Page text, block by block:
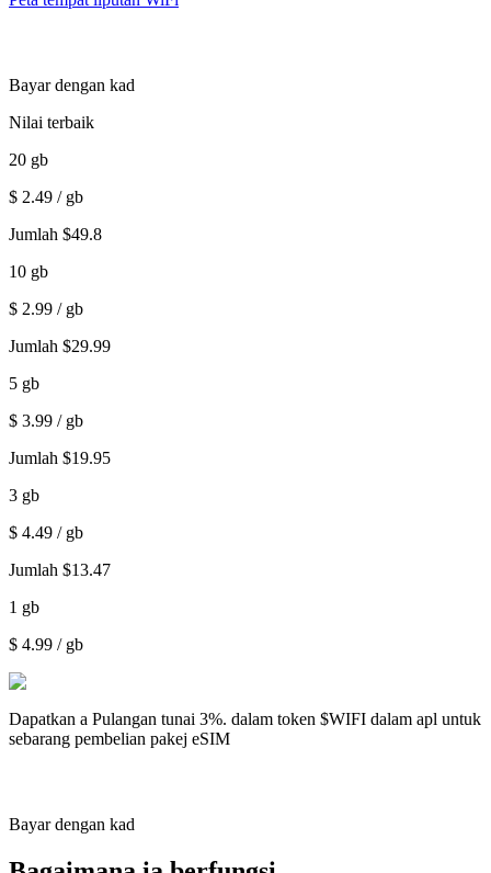
Bayar dengan kad
Nilai terbaik
20 gb
$ 2.49 / gb
Jumlah $49.8
10 gb
$ 2.99 / gb
Jumlah $29.99
5 gb
$ 3.99 / gb
Jumlah $19.95
3 gb
$ 4.49 / gb
Jumlah $13.47
1 gb
$ 4.99 / gb
Dapatkan a Pulangan tunai 3%. dalam token $WIFI dalam apl untuk
sebarang pembelian pakej eSIM
Bayar dengan kad